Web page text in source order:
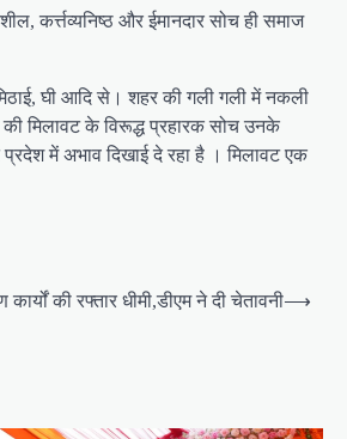
कर्त्तव्यनिष्ठ और ईमानदार सोच ही समाज
घी आदि से। शहर की गली गली में नकली
की मिलावट के विरूद्ध प्रहारक सोच उनके
प्रदेश में अभाव दिखाई दे रहा है । मिलावट एक
कार्यों की रफ्तार धीमी,डीएम ने दी चेतावनी⟶